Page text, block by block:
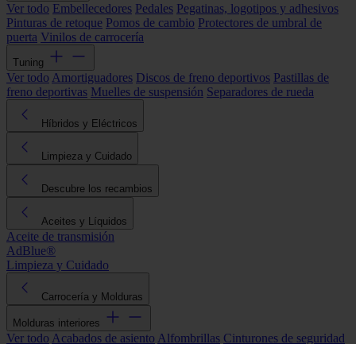
Ver todo Embellecedores Pedales Pegatinas, logotipos y adhesivos
Pinturas de retoque Pomos de cambio Protectores de umbral de
puerta Vinilos de carrocería
Tuning
Ver todo Amortiguadores Discos de freno deportivos Pastillas de
freno deportivas Muelles de suspensión Separadores de rueda
Híbridos y Eléctricos
Limpieza y Cuidado
Descubre los recambios
Aceites y Líquidos
Aceite de transmisión
AdBlue®
Limpieza y Cuidado
Carrocería y Molduras
Molduras interiores
Ver todo Acabados de asiento Alfombrillas Cinturones de seguridad